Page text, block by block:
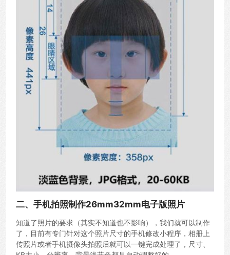
二、手机拍照制作26mm32mm电子版照片
知道了照片的要求（其实不知道也不影响），我们就可以制作
了，目前有专门针对这个照片尺寸的手机修改小程序，相册上
传照片或者手机摄像头拍照后就可以一键完成处理了，尺寸、